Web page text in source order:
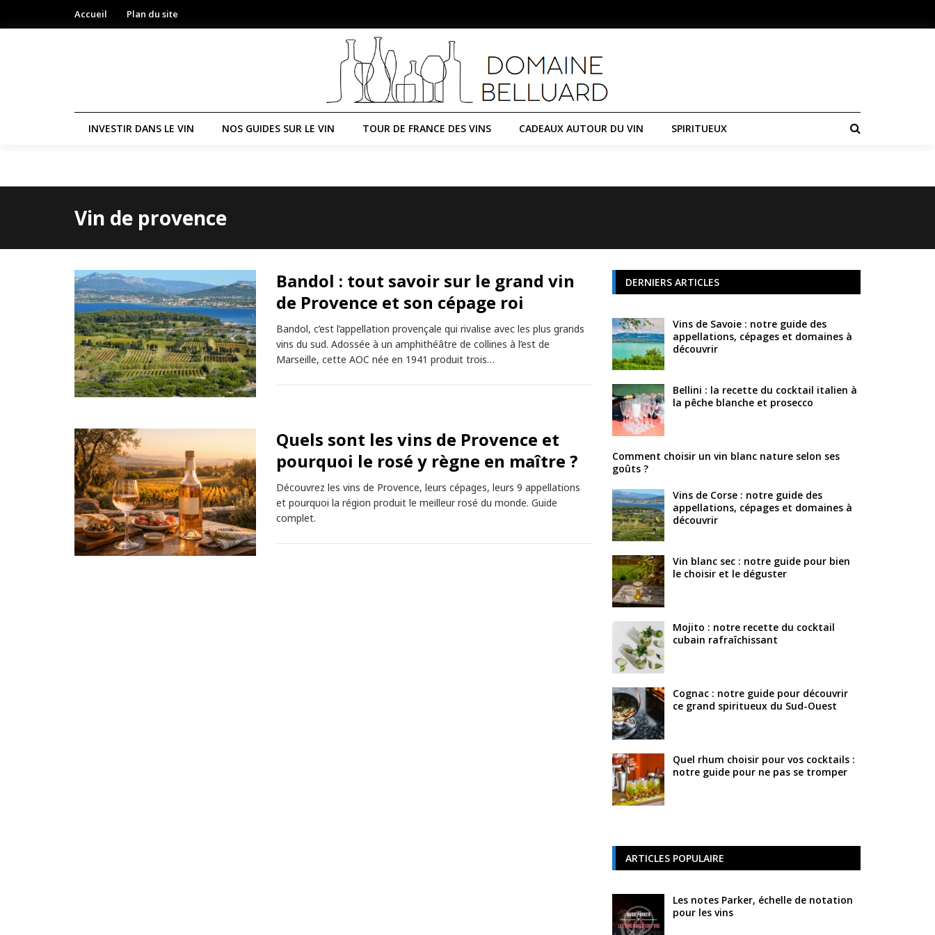
Accueil Plan du site
INVESTIR DANS LE VIN NOS GUIDES SUR LE VIN TOUR DE FRANCE DES VINS CADEAUX AUTOUR DU VIN SPIRITUEUX
Vin de provence
Bandol : tout savoir sur le grand vin
de Provence et son cépage roi
Bandol, c’est l’appellation provençale qui rivalise avec les plus grands
vins du sud. Adossée à un amphithéâtre de collines à l’est de
Marseille, cette AOC née en 1941 produit trois…
Quels sont les vins de Provence et
pourquoi le rosé y règne en maître ?
Découvrez les vins de Provence, leurs cépages, leurs 9 appellations
et pourquoi la région produit le meilleur rosé du monde. Guide
complet.
DERNIERS ARTICLES
Vins de Savoie : notre guide des
appellations, cépages et domaines à
découvrir
Bellini : la recette du cocktail italien à
la pêche blanche et prosecco
Comment choisir un vin blanc nature selon ses
goûts ?
Vins de Corse : notre guide des
appellations, cépages et domaines à
découvrir
Vin blanc sec : notre guide pour bien
le choisir et le déguster
Mojito : notre recette du cocktail
cubain rafraîchissant
Cognac : notre guide pour découvrir
ce grand spiritueux du Sud-Ouest
Quel rhum choisir pour vos cocktails :
notre guide pour ne pas se tromper
ARTICLES POPULAIRE
Les notes Parker, échelle de notation
pour les vins